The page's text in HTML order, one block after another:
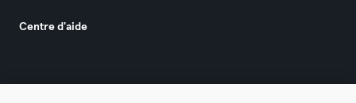
Centre d'aide